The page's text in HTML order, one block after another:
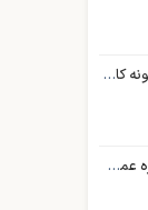
بهترین جراح بینی در شیراز : نمونه کار، هزینه و نوبت دهی
سوالات متداول زیباجویان درباره عمل سانترال لب